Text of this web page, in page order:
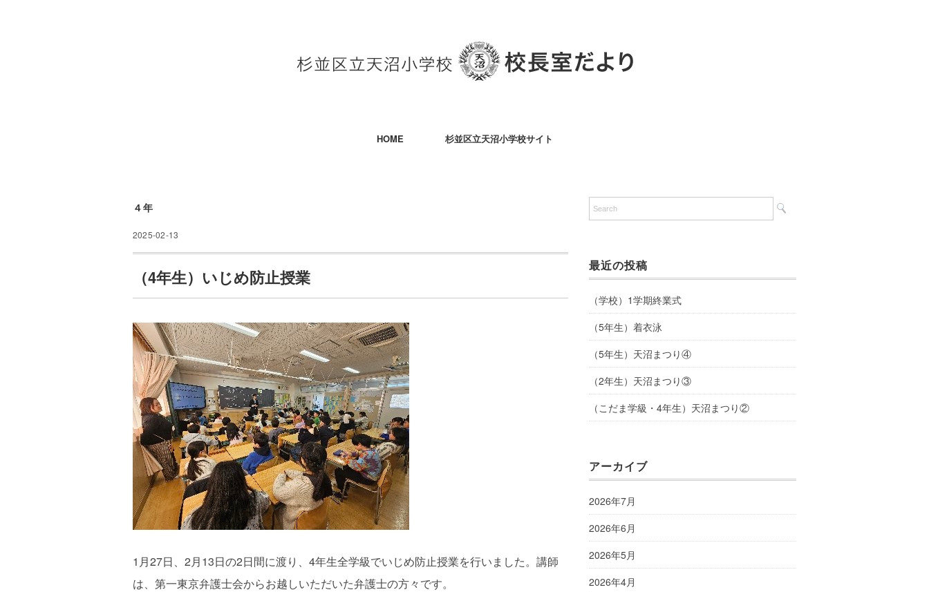
HOME 杉並区立天沼小学校サイト
４年
2025-02-13
（4年生）いじめ防止授業
1月27日、2月13日の2日間に渡り、4年生全学級でいじめ防止授業を行いました。講師
は、第一東京弁護士会からお越しいただいた弁護士の方々です。
最近の投稿
（学校）1学期終業式
（5年生）着衣泳
（5年生）天沼まつり④
（2年生）天沼まつり③
（こだま学級・4年生）天沼まつり②
アーカイブ
2026年7月
2026年6月
2026年5月
2026年4月